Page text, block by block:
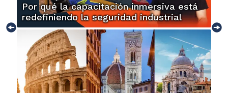
Por qué la capacitación inmersiva está
redefiniendo la seguridad industrial